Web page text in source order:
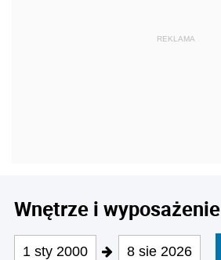
Wnętrze i wyposażenie
1 sty 2000 8 sie 2026